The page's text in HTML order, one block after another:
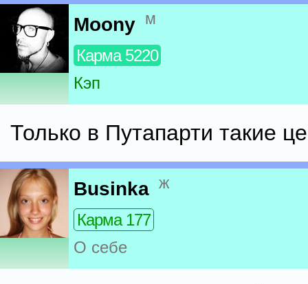
Moony м
Карма 5220
Кэп
Только в Путапарти такие
Businka ж
Карма 177
О себе